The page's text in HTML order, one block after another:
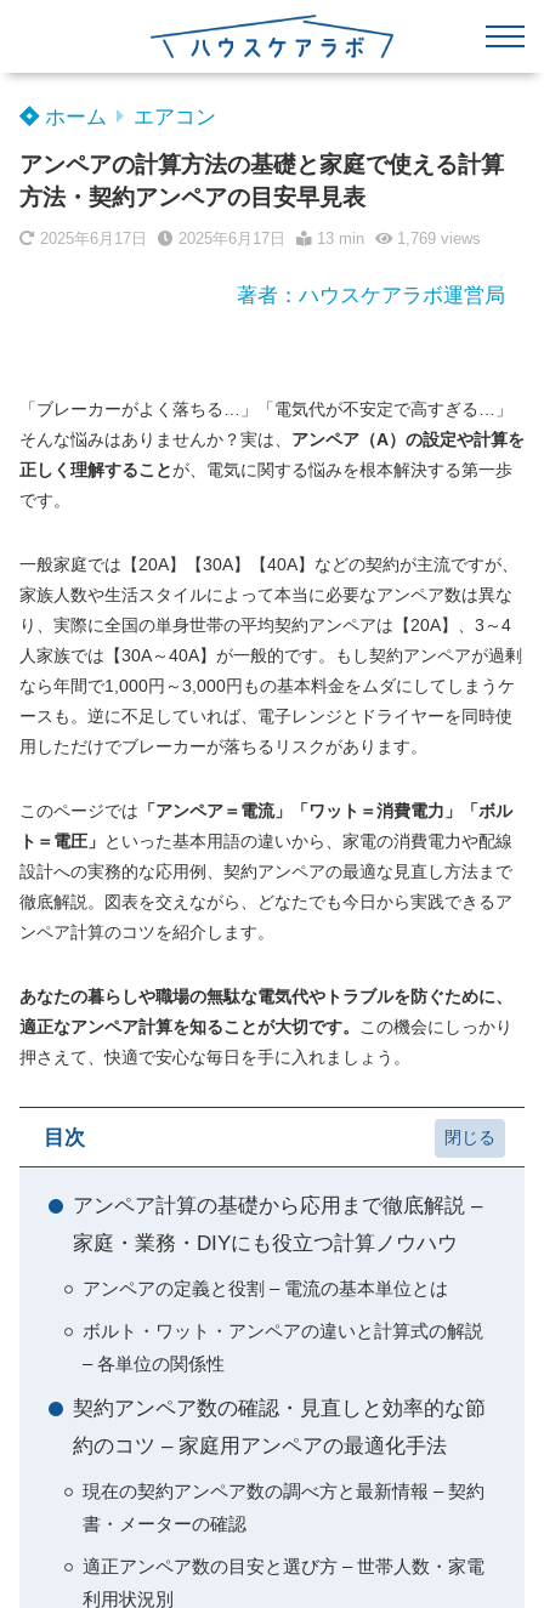
ホーム エアコン
アンペアの計算方法の基礎と家庭で使える計算
方法・契約アンペアの目安早見表
2025年6月17日 2025年6月17日 13 min 1,769views
著者：ハウスケアラボ運営局
「ブレーカーがよく落ちる…」「電気代が不安定で高すぎる…」
そんな悩みはありませんか？実は、 アンペア（A）の設定や計算を
正しく理解することが、電気に関する悩みを根本解決する第一歩
です。
一般家庭では【20A】【30A】【40A】などの契約が主流ですが、
家族人数や生活スタイルによって本当に必要なアンペア数は異な
り、実際に全国の単身世帯の平均契約アンペアは【20A】、3～4
人家族では【30A～40A】が一般的です。もし契約アンペアが過剰
なら年間で1,000円～3,000円もの基本料金をムダにしてしまうケ
ースも。逆に不足していれば、電子レンジとドライヤーを同時使
用しただけでブレーカーが落ちるリスクがあります。
このページでは 「アンペア＝電流」「ワット＝消費電力」「ボル
ト＝電圧」 といった基本用語の違いから、家電の消費電力や配線
設計への実務的な応用例、契約アンペアの最適な見直し方法まで
徹底解説。図表を交えながら、どなたでも今日から実践できるア
ンペア計算のコツを紹介します。
あなたの暮らしや職場の無駄な電気代やトラブルを防ぐために、
適正なアンペア計算を知ることが大切です。
この機会にしっかり
押さえて、快適で安心な毎日を手に入れましょう。
目次
アンペア計算の基礎から応用まで徹底解説 –
家庭・業務・DIYにも役立つ計算ノウハウ
アンペアの定義と役割 – 電流の基本単位とは
ボルト・ワット・アンペアの違いと計算式の解説
– 各単位の関係性
契約アンペア数の確認・見直しと効率的な節
約のコツ – 家庭用アンペアの最適化手法
現在の契約アンペア数の調べ方と最新情報 – 契約
書・メーターの確認
適正アンペア数の目安と選び方 – 世帯人数・家電
利用状況別